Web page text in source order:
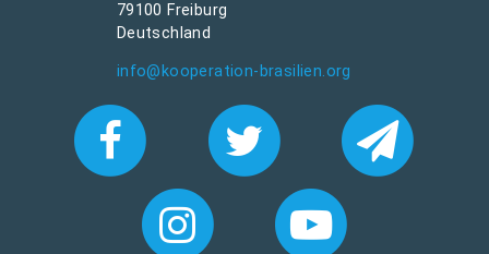
79100 Freiburg
Deutschland
info@kooperation-brasilien.org